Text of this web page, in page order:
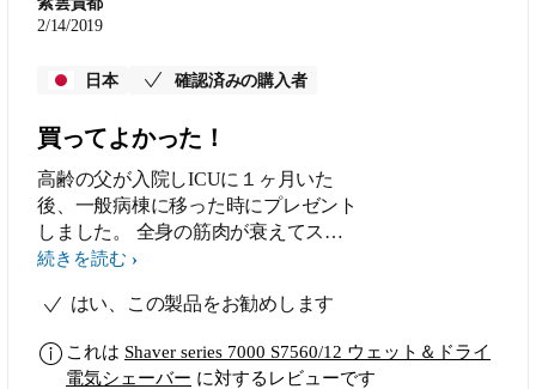
2/14/2019
日本 確認済みの購入者
買ってよかった！
高齢の父が入院しICUに１ヶ月いた
後、一般病棟に移った時にプレゼント
しました。 全身の筋肉が衰えてスプ
ーンを持つのもやっとだった父にはと
りごこちも良いみたいです！
続きを読む
はい、この製品をお勧めします
これは Shaver series 7000 S7560/12 ウェット＆ドライ
電気シェーバー に対するレビューです